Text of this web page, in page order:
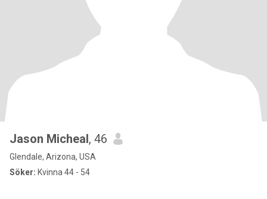
Jason Micheal, 46
Glendale, Arizona, USA
Söker: Kvinna 44 - 54